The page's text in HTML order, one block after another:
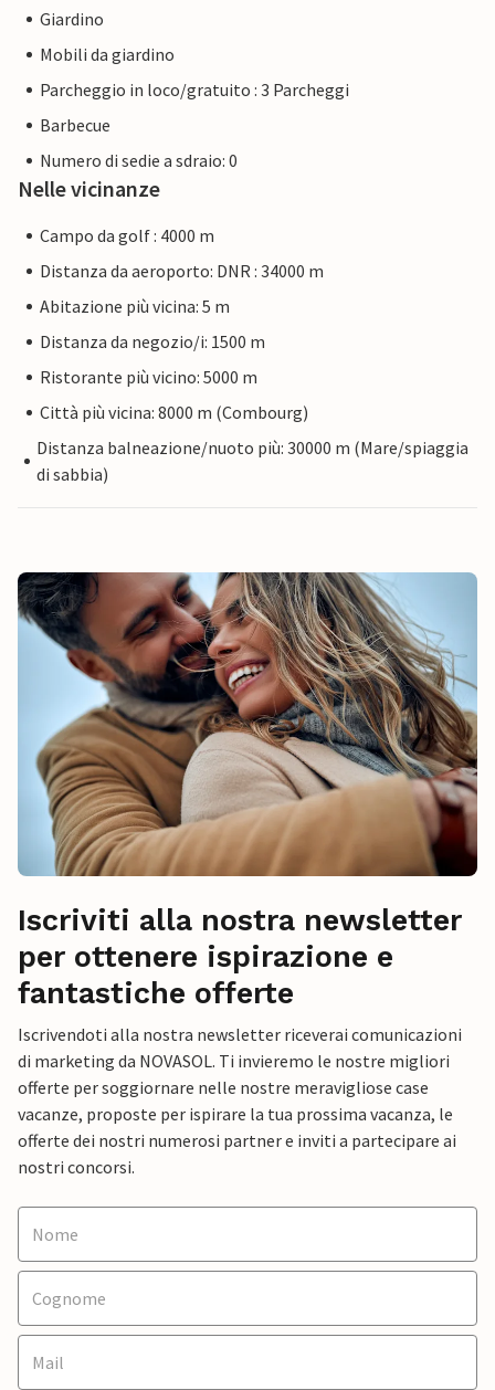
Giardino
Mobili da giardino
Parcheggio in loco/gratuito : 3 Parcheggi
Barbecue
Numero di sedie a sdraio: 0
Nelle vicinanze
Campo da golf : 4000 m
Distanza da aeroporto: DNR : 34000 m
Abitazione più vicina: 5 m
Distanza da negozio/i: 1500 m
Ristorante più vicino: 5000 m
Città più vicina: 8000 m (Combourg)
Distanza balneazione/nuoto più: 30000 m (Mare/spiaggia
di sabbia)
Iscriviti alla nostra newsletter
per ottenere ispirazione e
fantastiche offerte
Iscrivendoti alla nostra newsletter riceverai comunicazioni
di marketing da NOVASOL. Ti invieremo le nostre migliori
offerte per soggiornare nelle nostre meravigliose case
vacanze, proposte per ispirare la tua prossima vacanza, le
offerte dei nostri numerosi partner e inviti a partecipare ai
nostri concorsi.